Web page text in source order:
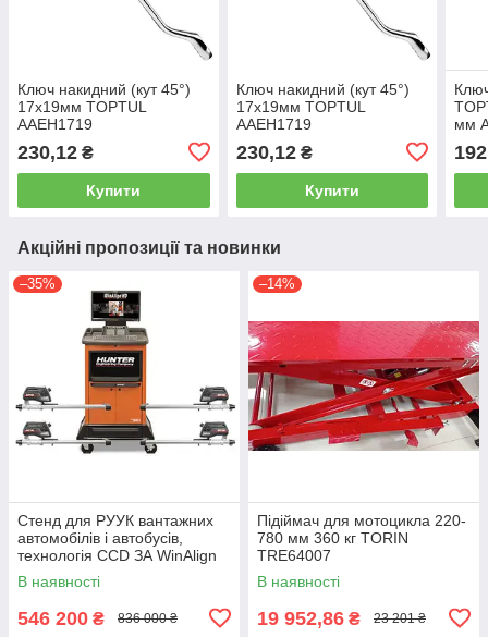
Ключ накидний (кут 45°)
17х19мм TOPTUL
AAEH1719
230,12 ₴
Купити
Ключ накидний (кут 45°)
17х19мм TOPTUL
AAEH1719
230,12₴
Купити
мм
192
Акційні пропозиції та новинки
–35%
Стенд для РУУК вантажних
автомобілів і автобусів,
технологія CCD ЗА WinAlign
HUNTER WA510E-DSP740T
В наявності
546 200 ₴ 836 000 ₴
–14%
Підіймач для мотоцикла 220-
780 мм 360 кг TORIN
TRE64007
В наявності
19 952,86 ₴ 23 201 ₴